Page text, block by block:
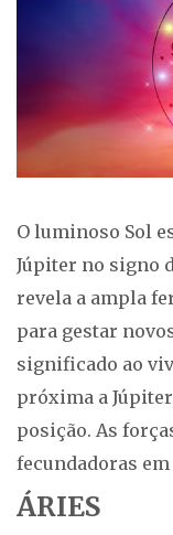
O luminoso Sol
Júpiter no signo
revela a ampla
para gestar
significado ao
próxima a
posição. As
fecundadoras
ÁRIES